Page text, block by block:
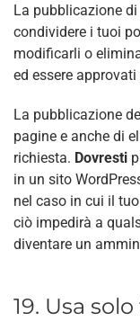
La pubblicazione
condividere i tuoi
modificarli o
ed essere
La pubblicazione
pagine e anche di
richiesta. Dovresti
in un sito
nel caso in cui il
ciò impedirà a
diventare un
19. Usa